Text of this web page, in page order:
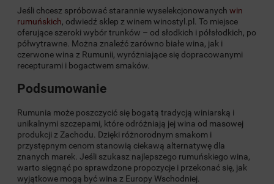
Jeśli chcesz spróbować starannie wyselekcjonowanych win
rumuńskich, odwiedź sklep z winem winostyl.pl. To miejsce
oferujące szeroki wybór trunków – od słodkich i półsłodkich, po
półwytrawne. Można znaleźć zarówno białe wina, jak i
czerwone wina z Rumunii, wyróżniające się dopracowanymi
recepturami i bogactwem smaków.
Podsumowanie
Rumunia może poszczycić się bogatą tradycją winiarską i
unikalnymi szczepami, które odróżniają jej wina od masowej
produkcji z Zachodu. Dzięki różnorodnym smakom i
przystępnym cenom stanowią ciekawą alternatywę dla
znanych marek. Jeśli szukasz najlepszego rumuńskiego wina,
warto sięgnąć po sprawdzone propozycje i przekonać się, jak
wyjątkowe mogą być wina z Europy Wschodniej.